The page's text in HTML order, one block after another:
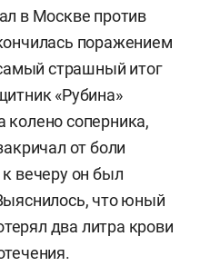
в Москве против
поражением
страшный итог
«Рубина»
колено соперника,
от боли
вечеру он был
что юный
два литра крови